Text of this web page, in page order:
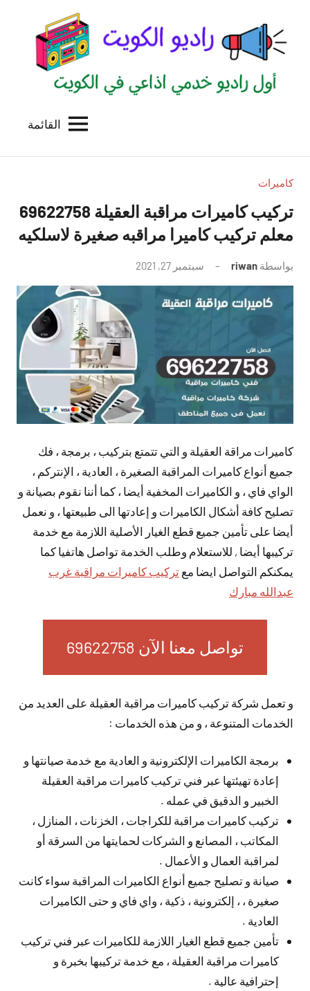
المحتوى
الكويت
للاعلانات
بالكويت
القائمة
كاميرات
تركيب كاميرات مراقبة العقيلة 69622758
معلم تركيب كاميرا مراقبه صغيرة لاسلكيه
بواسطة riwan سبتمبر 27, 2021
توجد
تعليقات
كاميرات مراقة العقيلة و التي تتمتع بتركيب ، برمجة ، فك
جميع أنواع كاميرات المراقبة الصغيرة ، العادية ، الإنتركم ،
الواي فاي ، و الكاميرات المخفية أيضا ، كما أننا نقوم بصيانة و
تصليح كافة أشكال الكاميرات و إعادتها الى طبيعتها ، و نعمل
أيضا على تأمين جميع قطع الغيار الأصلية اللازمة مع خدمة
تركيبها أيضا , للاستعلام وطلب الخدمة تواصل هاتفيا كما
يمكنكم التواصل ايضا مع تركيب كاميرات مراقبة غرب
عبدالله مبارك
تواصل معنا الآن 69622758
و تعمل شركة تركيب كاميرات مراقبة العقيلة على العديد من
الخدمات المتنوعة ، و من هذه الخدمات :
برمجة الكاميرات الإلكترونية و العادية مع خدمة صيانتها و
إعادة تهيئتها عبر فني تركيب كاميرات مراقبة العقيلة
الخبير و الدقيق في عمله .
تركيب كاميرات مراقبة للكراجات ، الخزنات ، المنازل ،
المكاتب ، المصانع و الشركات لحمايتها من السرقة أو
لمراقبة العمال و الأعمال .
صيانة و تصليح جميع أنواع الكاميرات المراقبة سواء كانت
صغيرة ، ، إلكترونية ، ذكية ، واي فاي و حتى الكاميرات
العادية .
تأمين جميع قطع الغيار اللازمة للكاميرات عبر فني تركيب
كاميرات مراقبة العقيلة ، مع خدمة تركيبها بخبرة و
إحترافية عالية .